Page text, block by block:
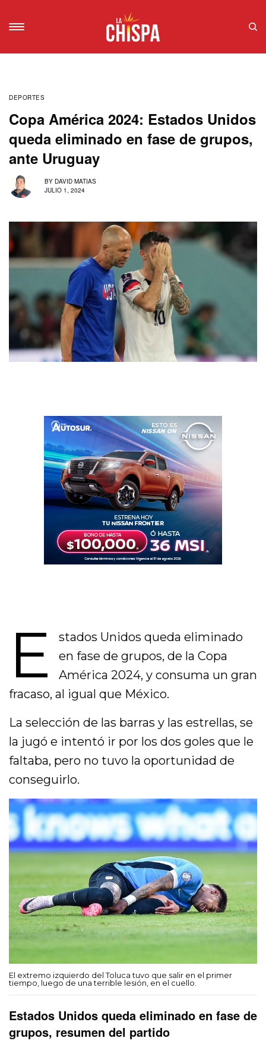
DEPORTES
Copa América 2024: Estados Unidos
queda eliminado en fase de grupos,
ante Uruguay
BY DAVID MATIAS
JULIO 1, 2024
E
stados Unidos queda eliminado
en fase de grupos, de la Copa
América 2024, y consuma un gran
fracaso, al igual que México.
La selección de las barras y las estrellas, se
la jugó e intentó ir por los dos goles que le
faltaba, pero no tuvo la oportunidad de
conseguirlo.
El extremo izquierdo del Toluca tuvo que salir en el primer
tiempo, luego de una terrible lesión, en el cuello.
Estados Unidos queda eliminado en fase de
grupos, resumen del partido